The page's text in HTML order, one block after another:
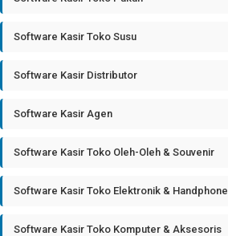
Software Kasir Toko Susu
Software Kasir Distributor
Software Kasir Agen
Software Kasir Toko Oleh-Oleh & Souvenir
Software Kasir Toko Elektronik & Handphone
Software Kasir Toko Komputer & Aksesoris